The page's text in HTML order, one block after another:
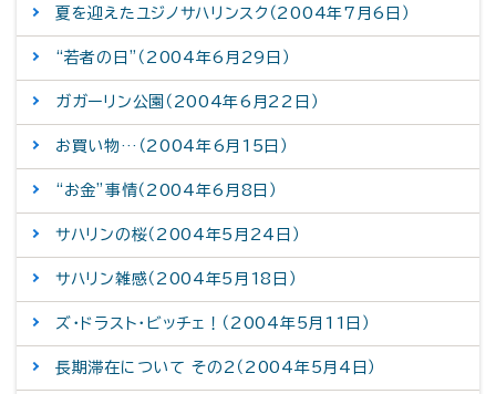
夏を迎えたユジノサハリンスク（2004年7月6日）
“若者の日”（2004年6月29日）
ガガーリン公園（2004年6月22日）
お買い物…（2004年6月15日）
“お金”事情（2004年6月8日）
サハリンの桜（2004年5月24日）
サハリン雑感（2004年5月18日）
ズ・ドラスト・ビッチェ！（2004年5月11日）
長期滞在について その2（2004年5月4日）